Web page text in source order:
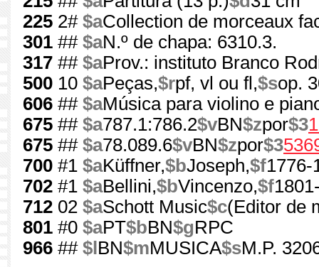
225 2# $aCollection de morceaux
301 ## $aN.º de chapa: 6310.3.
317 ## $aProv.: instituto Branco
500 10 $aPeças,$rpf, vl ou fl,$sop.
606 ## $aMúsica para violino e
675 ## $a787.1:786.2$vBN$zpor$3
675 ## $a78.089.6$vBN$zpor$3
700 #1 $aKüffner,$bJoseph,$f1776-
702 #1 $aBellini,$bVincenzo,$f
712 02 $aSchott Music$c(Editor de
801 #0 $aPT$bBN$gRPC
966 ## $l BN$mMUSICA$sM.P.